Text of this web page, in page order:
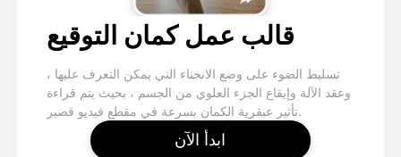
قالب عمل كمان التوقيع
تسليط الضوء على وضع الانحناء التي يمكن التعرف عليها ،
وعقد الآلة وإيقاع الجزء العلوي من الجسم ، بحيث يتم قراءة
تأثير عبقرية الكمان بسرعة في مقطع فيديو قصير.
ابدأ الآن